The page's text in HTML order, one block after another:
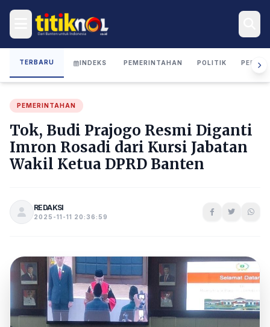
TERBARU INDEKS PEMERINTAHAN POLITIK
PEMERINTAHAN
Tok, Budi Prajogo Resmi Diganti
Imron Rosadi dari Kursi Jabatan
Wakil Ketua DPRD Banten
REDAKSI
2025-11-11 20:36:59